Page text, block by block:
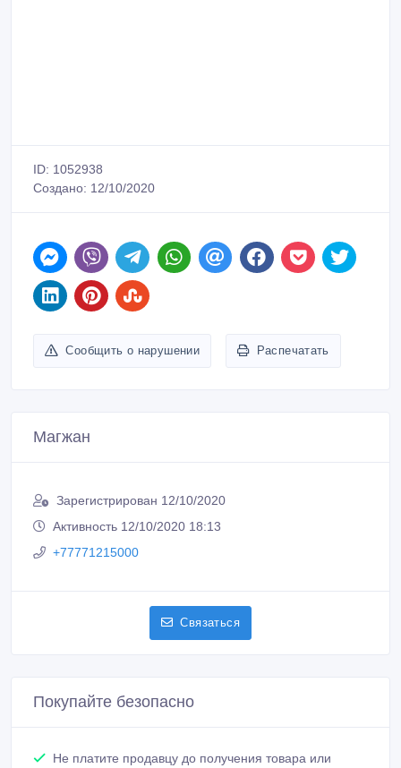
ID: 1052938
Создано: 12/10/2020
Сообщить о нарушении Распечатать
Магжан
Зарегистрирован 12/10/2020
Активность 12/10/2020 18:13
+77771215000
Связаться
Покупайте безопасно
Не платите продавцу до получения товара или